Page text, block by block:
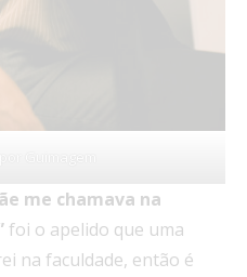
me chamava na
foi o apelido que uma
na faculdade, então é